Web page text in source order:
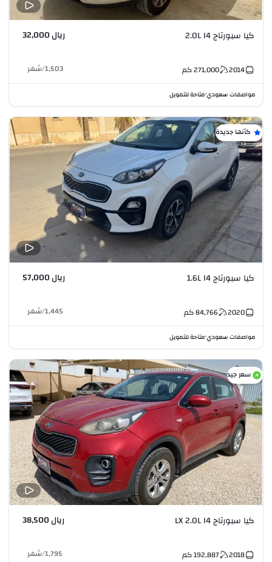
كيا سبورتاج 2.0L I4 ريال 32,000
2014
271,000كم 1,503
/شهر
مواصفات سعودي•متاحة للتمويل
كأنها جديدة
كيا سبورتاج 1.6L I4 ريال 57,000
2020
84,766كم 1,445
/شهر
مواصفات سعودي•متاحة للتمويل
سعر جيد
كيا سبورتاج LX 2.0L I4 ريال 38,500
2018
192,887كم 1,795
/شهر